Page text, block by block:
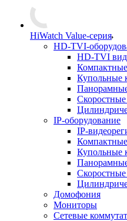
HiWatch Value-серия
HD-TVI-
HD-TVI
Купольные
IP-оборудование
IP-
Купольные
Домофония
Мониторы
Сетевые